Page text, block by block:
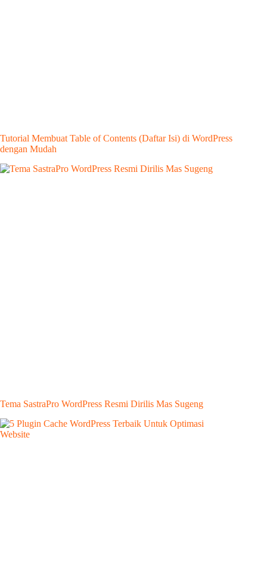
Tutorial Membuat Table of Contents (Daftar Isi) di WordPress
dengan Mudah
Tema SastraPro WordPress Resmi Dirilis Mas Sugeng